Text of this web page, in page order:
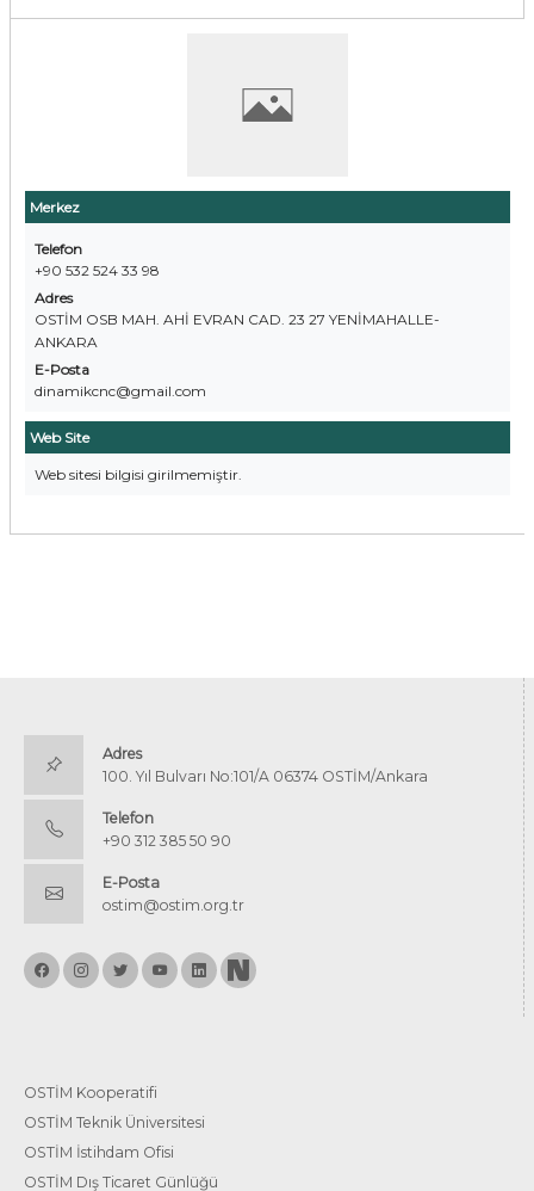
Merkez
Telefon
+90 532 524 33 98
Adres
OSTİM OSB MAH. AHİ EVRAN CAD. 23 27 YENİMAHALLE-
ANKARA
E-Posta
dinamikcnc@gmail.com
Web Site
Web sitesi bilgisi girilmemiştir.
Adres
100. Yıl Bulvarı No:101/A 06374 OSTİM/Ankara
Telefon
+90 312 385 50 90
E-Posta
ostim@ostim.org.tr
OSTİM Kooperatifi
OSTİM Teknik Üniversitesi
OSTİM İstihdam Ofisi
OSTİM Dış Ticaret Günlüğü